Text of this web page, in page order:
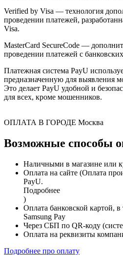
Verified by Visa — технология
проведении платежей,
Visa.
MasterCard SecureCode —
проведении платежей с
Платежная система PayU
предназначенную для выявления
Это делает PayU удобной и
для всех, кроме мошенников.
ОПЛАТА В ГОРОДЕ Москва
Возможные способы
Наличными в магазине или
Оплата на сайте (Оплата
PayU.
Подробнее
)
Оплата банковской картой,
Samsung Pay
Через СБП по QR-коду
Оплата на реквизиты
Подробнее про оплату